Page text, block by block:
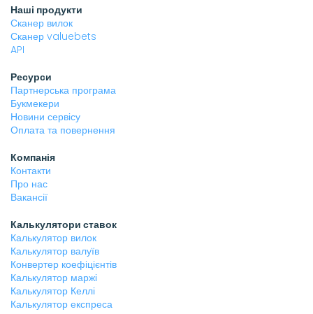
Наші продукти
Сканер вилок
Сканер valuebets
API
Ресурси
Партнерська програма
Букмекери
Новини сервісу
Оплата та повернення
Компанія
Контакти
Про нас
Вакансії
Калькулятори ставок
Калькулятор вилок
Калькулятор валуїв
Конвертер коефіцієнтів
Калькулятор маржі
Калькулятор Келлі
Калькулятор експреса